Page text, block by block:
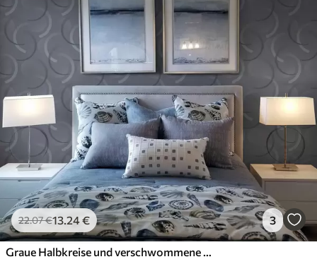
22.07€13.24€ 3
Graue Halbkreise und verschwommene Kreise auf strukturiertem Hintergrund